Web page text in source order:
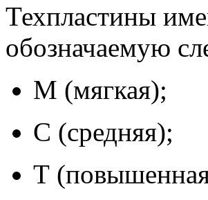
Техпластины
обозначаемую
М (мягкая);
С (средняя);
Т